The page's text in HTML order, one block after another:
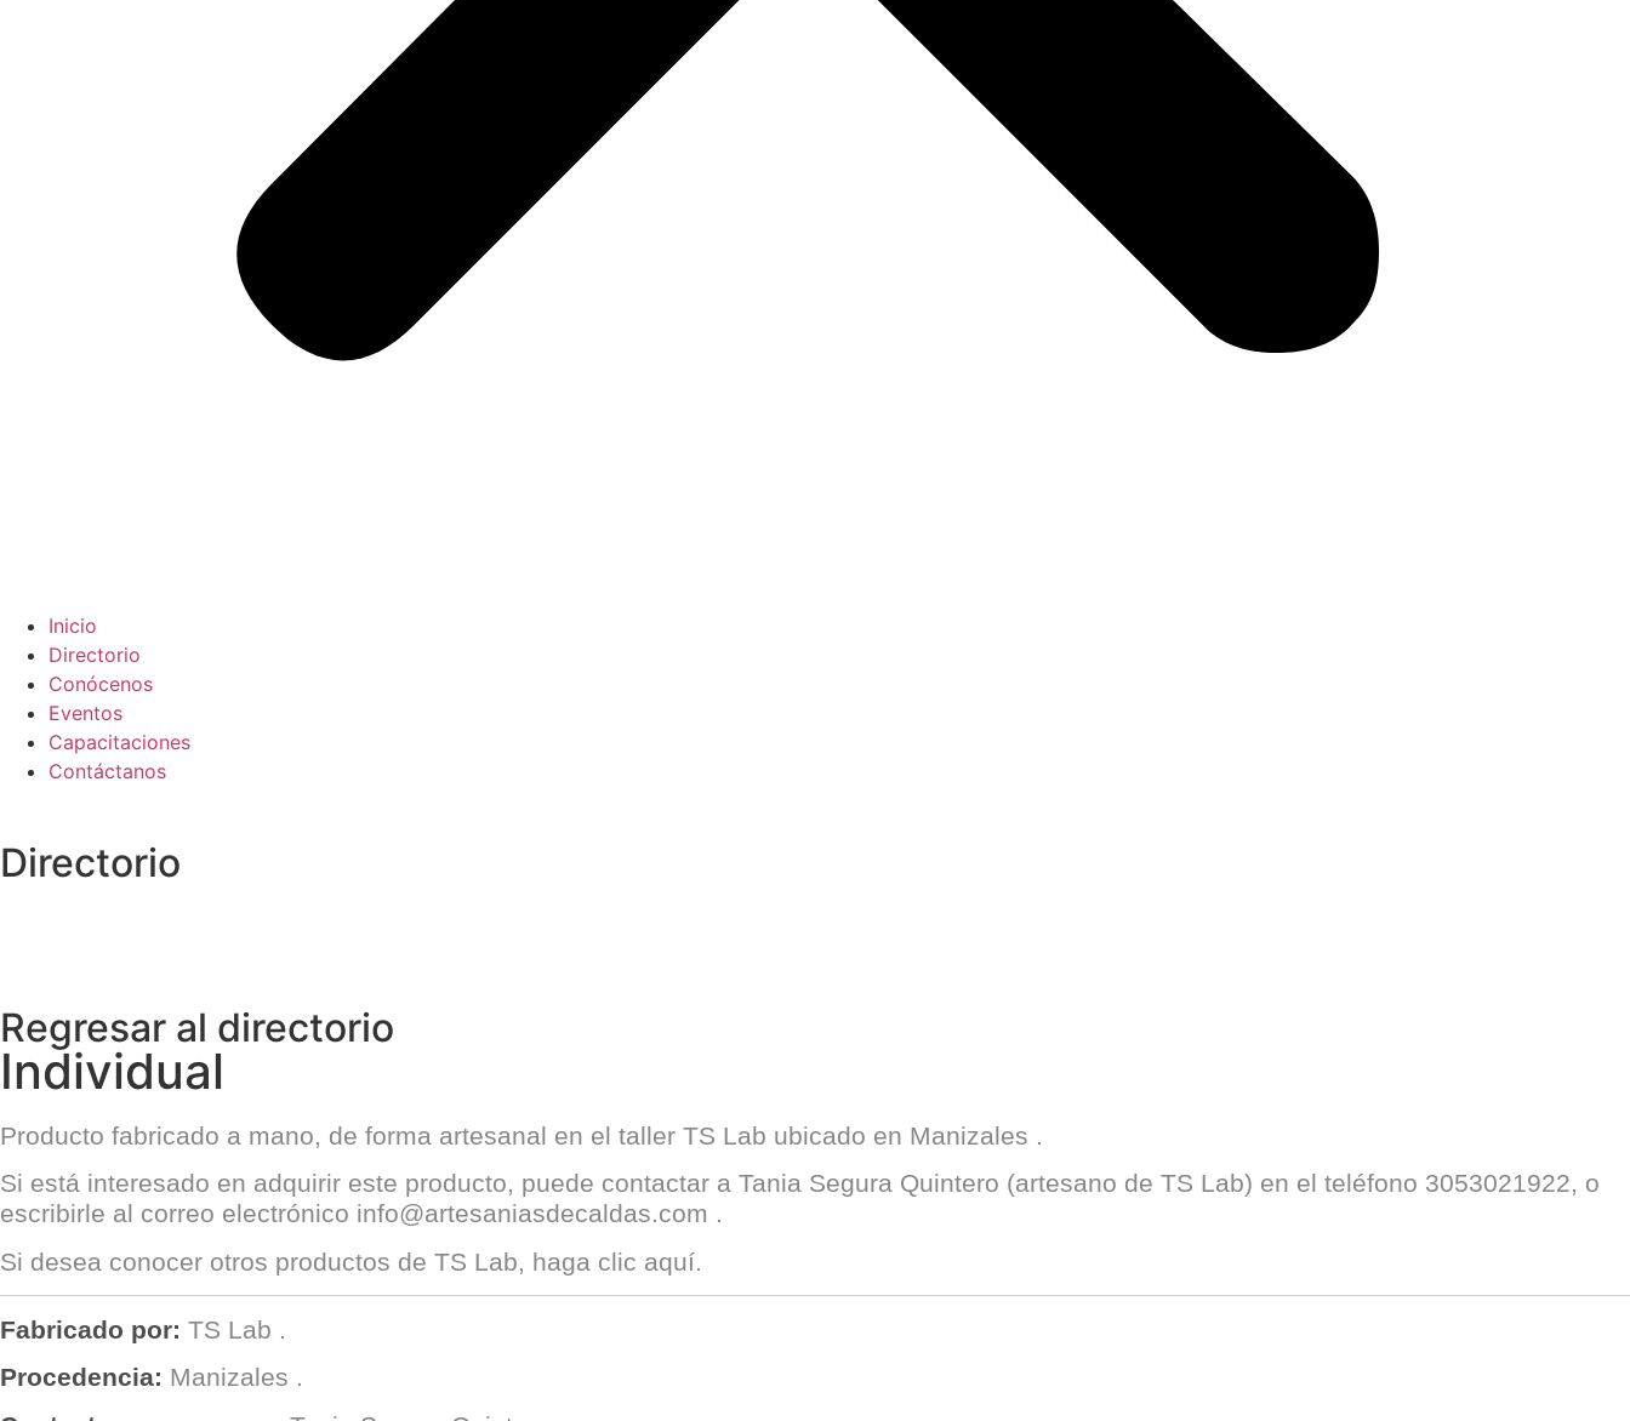
Inicio
Directorio
Conócenos
Eventos
Capacitaciones
Contáctanos
Directorio
Regresar al directorio
Individual
Producto fabricado a mano, de forma artesanal en el taller TS Lab ubicado en Manizales .
Si está interesado en adquirir este producto, puede contactar a Tania Segura Quintero (artesano de TS Lab) en el teléfono 3053021922, o
escribirle al correo electrónico info@artesaniasdecaldas.com .
Si desea conocer otros productos de TS Lab, haga clic aquí.
Fabricado por: TS Lab .
Procedencia: Manizales .